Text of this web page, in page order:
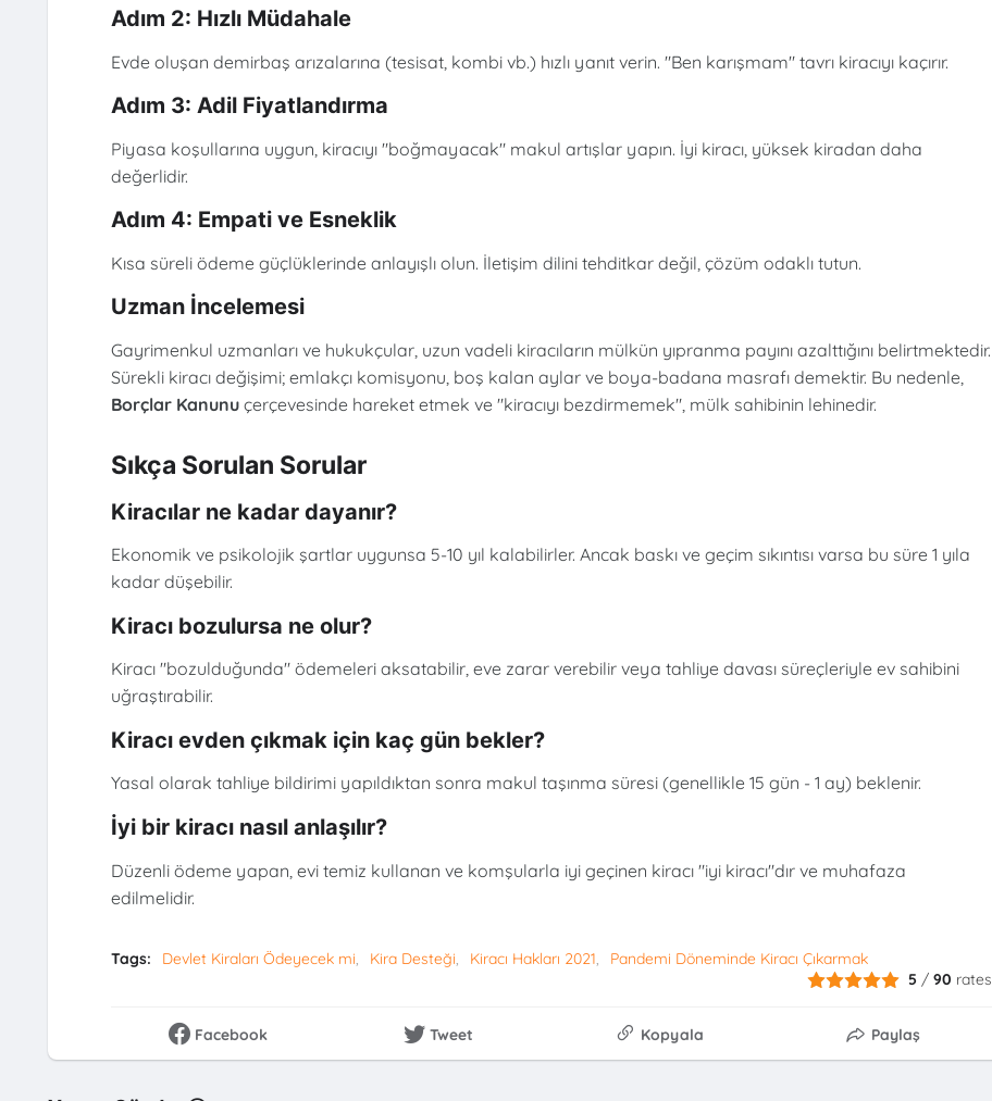
Adım 2: Hızlı Müdahale
Evde oluşan demirbaş arızalarına (tesisat, kombi vb.) hızlı yanıt verin. "Ben karışmam" tavrı kiracıyı kaçırır.
Adım 3: Adil Fiyatlandırma
Piyasa koşullarına uygun, kiracıyı "boğmayacak" makul artışlar yapın. İyi kiracı, yüksek kiradan daha
değerlidir.
Adım 4: Empati ve Esneklik
Kısa süreli ödeme güçlüklerinde anlayışlı olun. İletişim dilini tehditkar değil, çözüm odaklı tutun.
Uzman İncelemesi
Gayrimenkul uzmanları ve hukukçular, uzun vadeli kiracıların mülkün yıpranma payını azalttığını belirtmektedir.
Sürekli kiracı değişimi; emlakçı komisyonu, boş kalan aylar ve boya-badana masrafı demektir. Bu nedenle,
Borçlar Kanunuçerçevesinde hareket etmek ve "kiracıyı bezdirmemek", mülk sahibinin lehinedir.
Sıkça Sorulan Sorular
Kiracılar ne kadar dayanır?
Ekonomik ve psikolojik şartlar uygunsa 5-10 yıl kalabilirler. Ancak baskı ve geçim sıkıntısı varsa bu süre 1 yıla
kadar düşebilir.
Kiracı bozulursa ne olur?
Kiracı "bozulduğunda" ödemeleri aksatabilir, eve zarar verebilir veya tahliye davası süreçleriyle ev sahibini
uğraştırabilir.
Kiracı evden çıkmak için kaç gün bekler?
Yasal olarak tahliye bildirimi yapıldıktan sonra makul taşınma süresi (genellikle 15 gün - 1 ay) beklenir.
İyi bir kiracı nasıl anlaşılır?
Düzenli ödeme yapan, evi temiz kullanan ve komşularla iyi geçinen kiracı "iyi kiracı"dır ve muhafaza
edilmelidir.
Tags: Devlet Kiraları Ödeyecek mi Kira Desteği Kiracı Hakları 2021
Pandemi Döneminde Kiracı Çıkarmak
5 /90 rates
Facebook Tweet Kopyala Paylaş